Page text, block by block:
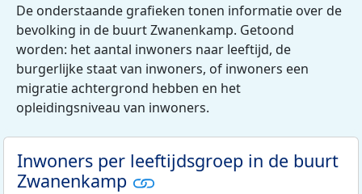
De onderstaande grafieken tonen informatie over de
bevolking in de buurt Zwanenkamp. Getoond
worden: het aantal inwoners naar leeftijd, de
burgerlijke staat van inwoners, of inwoners een
migratie achtergrond hebben en het
opleidingsniveau van inwoners.
Inwoners per leeftijdsgroep in de buurt
Zwanenkamp